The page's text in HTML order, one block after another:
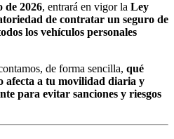
de 2026, entrará en vigor la Ley
de contratar un seguro de
los vehículos personales
de forma sencilla, qué
afecta a tu movilidad diaria y
para evitar sanciones y riesgos